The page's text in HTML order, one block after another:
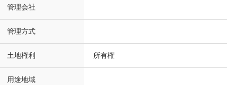
管理会社
管理方式
土地権利 所有権
用途地域